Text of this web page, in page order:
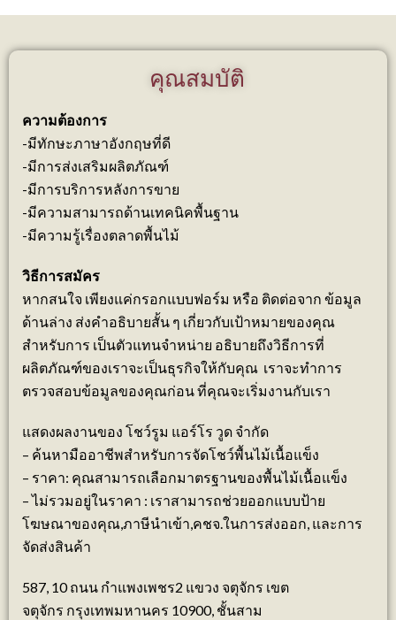
คุณสมบัติ
ความต้องการ
-มีทักษะภาษาอังกฤษที่ดี
-มีการส่งเสริมผลิตภัณฑ์
-มีการบริการหลังการขาย
-มีความสามารถด้านเทคนิคพื้นฐาน
-มีความรู้เรื่องตลาดพื้นไม้
วิธีการสมัคร
หากสนใจ เพียงแค่กรอกแบบฟอร์ม หรือ ติดต่อจาก ข้อมูล
ด้านล่าง ส่งคำอธิบายสั้น ๆ เกี่ยวกับเป้าหมายของคุณ
สำหรับการ เป็นตัวแทนจำหน่าย อธิบายถึงวิธีการที่
ผลิตภัณฑ์ของเราจะเป็นธุรกิจให้กับคุณ เราจะทำการ
ตรวจสอบข้อมูลของคุณก่อน ที่คุณจะเริ่มงานกับเรา
แสดงผลงานของ โชว์รูม แอร์โร วูด จำกัด
– ค้นหามืออาชีพสำหรับการจัดโชว์พื้นไม้เนื้อแข็ง
– ราคา: คุณสามารถเลือกมาตรฐานของพื้นไม้เนื้อแข็ง
– ไม่รวมอยู่ในราคา : เราสามารถช่วยออกแบบป้าย
โฆษณาของคุณ,ภาษีนำเข้า,คชจ.ในการส่งออก, และการ
จัดส่งสินค้า
587, 10 ถนน กำแพงเพชร2 แขวง จตุจักร เขต
จตุจักร กรุงเทพมหานคร 10900, ชั้นสาม